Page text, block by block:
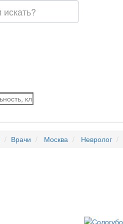
Врачи Москва Невролог